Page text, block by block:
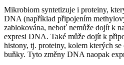
Mikrobiom syntetizuje i proteiny,
DNA (například připojením
zablokována, neboť nemůže dojít k
expresi DNA. Také může dojít k
histony, tj. proteiny, kolem kterých
buňky. Tyto změny DNA naopak